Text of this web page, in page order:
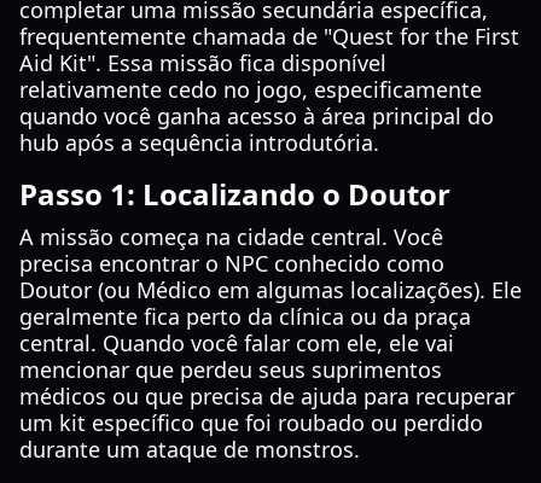
completar uma missão secundária específica,
frequentemente chamada de "Quest for the First
Aid Kit". Essa missão fica disponível
relativamente cedo no jogo, especificamente
quando você ganha acesso à área principal do
hub após a sequência introdutória.
Passo 1: Localizando o Doutor
A missão começa na cidade central. Você
precisa encontrar o NPC conhecido como
Doutor (ou Médico em algumas localizações). Ele
geralmente fica perto da clínica ou da praça
central. Quando você falar com ele, ele vai
mencionar que perdeu seus suprimentos
médicos ou que precisa de ajuda para recuperar
um kit específico que foi roubado ou perdido
durante um ataque de monstros.